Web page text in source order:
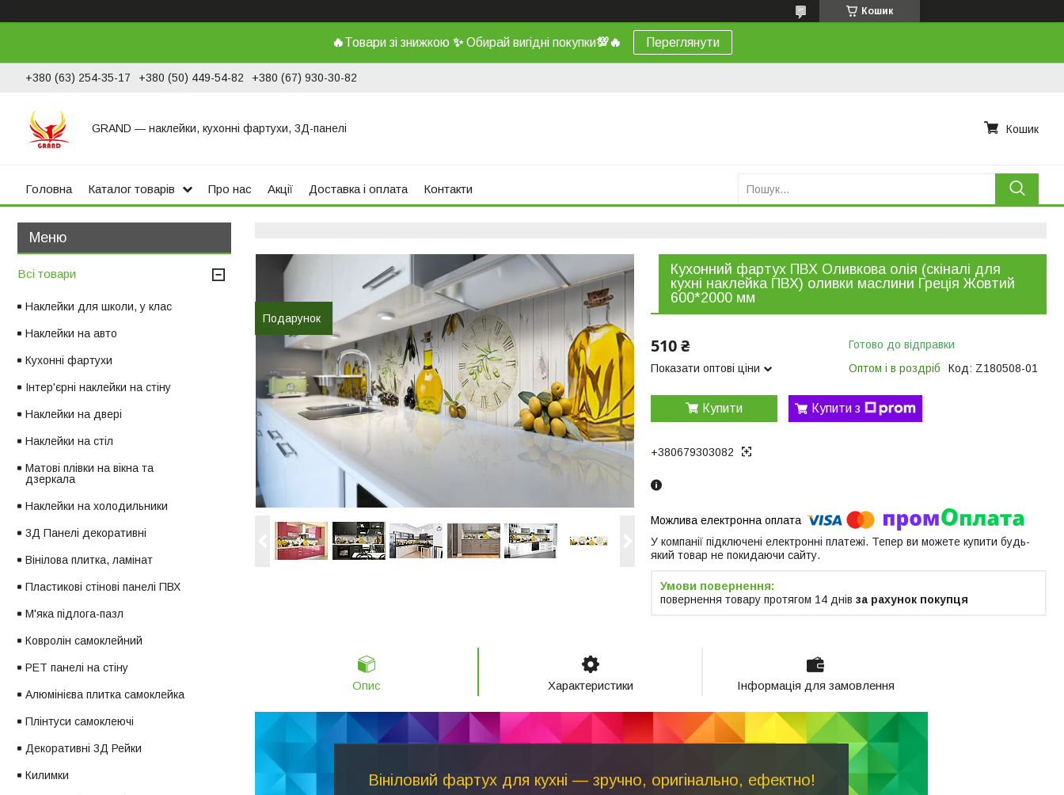
Кошик
🔥Товари зі знижкою ✨Обирай вигідні покупки💯🔥 Переглянути
+380 (63) 254-35-17 +380 (50) 449-54-82 +380 (67) 930-30-82
GRAND ― наклейки, кухонні фартухи, 3Д-панелі Кошик
Головна Каталог товарів Про нас Акції Доставка і оплата Контакти
Подарунок
Кухонний фартух ПВХ Оливкова олія (скіналі для
кухні наклейка ПВХ) оливки маслини Греція Жовтий
600*2000 мм
510 ₴
Показати оптові ціни
Готово до відправки
Оптом і в роздріб
Код: Z180508-01
Купити Купити з
+380679303082
У компанії підключені електронні платежі. Тепер ви можете купити будь-
який товар не покидаючи сайту.
повернення товару протягом 14 днів за рахунок покупця
Опис Характеристики Інформація для замовлення
Вініловий фартух для кухні — зручно, оригінально, ефектно!
Всі товари
Наклейки для школи, у клас
Наклейки на авто
Кухонні фартухи
Інтер'єрні наклейки на стіну
Наклейки на двері
Наклейки на стіл
Матові плівки на вікна та
дзеркала
Наклейки на холодильники
3Д Панелі декоративні
Вінілова плитка, ламінат
Пластикові стінові панелі ПВХ
М'яка підлога-пазл
Ковролін самоклейний
PET панелі на стіну
Алюмінієва плитка самоклейка
Плінтуси самоклеючі
Декоративні 3Д Рейки
Килимки